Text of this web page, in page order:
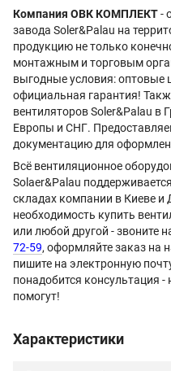
Компания ОВК КОМПЛЕКТ-
завода Soler&Palau на
продукцию не только
монтажным и торговым
выгодные условия: оптовые
официальная гарантия!
вентиляторов Soler&Palau в
Европы и СНГ.
документацию для
Всё вентиляционное
Solaer&Palau
складах компании в Киеве и
необходимость купить
или любой другой - звоните
72-59, оформляйте заказ на
пишите на электронную
понадобится консультация
помогут!
Характеристики